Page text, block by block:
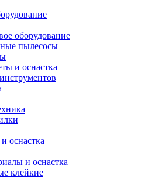
оборудование
пылесосы
и оснастка
оснастка
и оснастка
клейкие